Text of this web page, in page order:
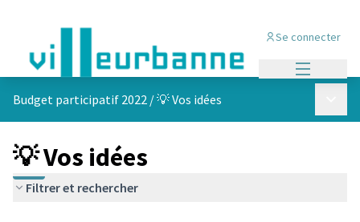
Se connecter
Budget participatif 2022 /💡 Vos idées
💡 Vos idées
Filtrer et rechercher